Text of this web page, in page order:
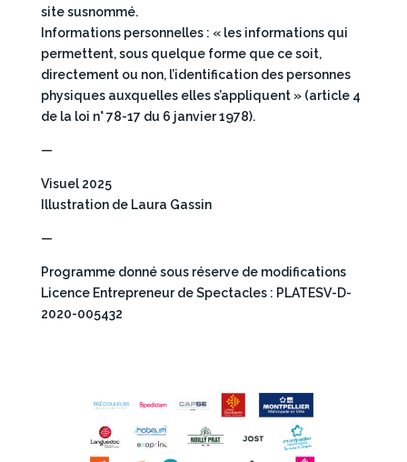
site susnommé.
Informations personnelles : « les informations qui
permettent, sous quelque forme que ce soit,
directement ou non, l’identification des personnes
physiques auxquelles elles s’appliquent » (article 4
de la loi n° 78-17 du 6 janvier 1978).
—
Visuel 2025
Illustration de Laura Gassin
—
Programme donné sous réserve de modifications
Licence Entrepreneur de Spectacles : PLATESV-D-
2020-005432